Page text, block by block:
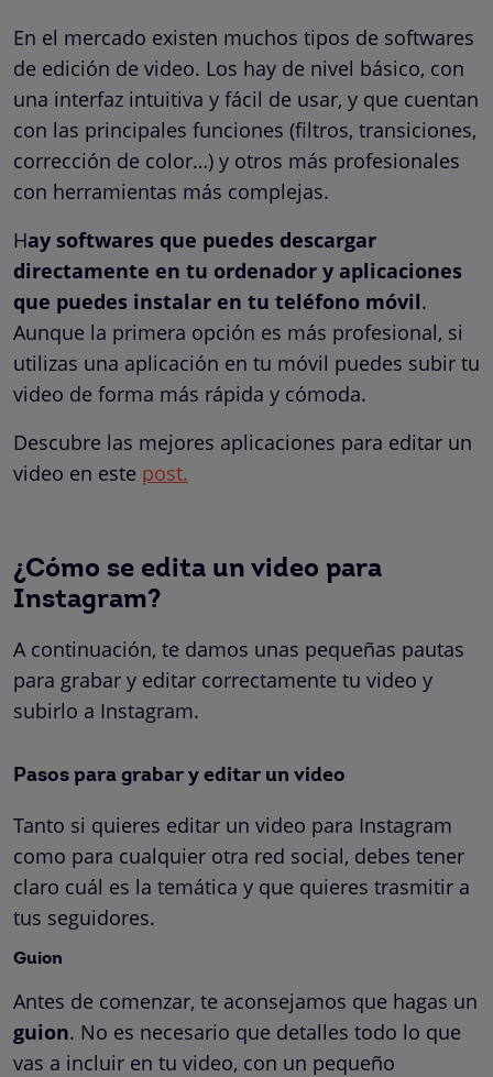
En el mercado existen muchos tipos de softwares
de edición de video. Los hay de nivel básico, con
una interfaz intuitiva y fácil de usar, y que cuentan
con las principales funciones (filtros, transiciones,
corrección de color…) y otros más profesionales
con herramientas más complejas.
Hay softwares que puedes descargar
directamente en tu ordenador y aplicaciones
que puedes instalar en tu teléfono móvil.
Aunque la primera opción es más profesional, si
utilizas una aplicación en tu móvil puedes subir tu
video de forma más rápida y cómoda.
Descubre las mejores aplicaciones para editar un
video en este post.
¿Cómo se edita un video para
Instagram?
A continuación, te damos unas pequeñas pautas
para grabar y editar correctamente tu video y
subirlo a Instagram.
Pasos para grabar y editar un video
Tanto si quieres editar un video para Instagram
como para cualquier otra red social, debes tener
claro cuál es la temática y que quieres trasmitir a
tus seguidores.
Guion
Antes de comenzar, te aconsejamos que hagas un
guion. No es necesario que detalles todo lo que
vas a incluir en tu video, con un pequeño